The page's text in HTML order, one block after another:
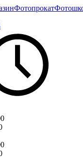
Фотопрокат